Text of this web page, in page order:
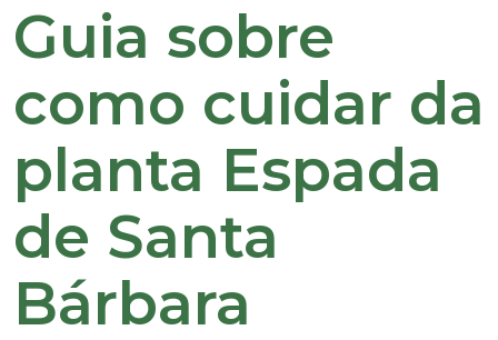
Guia sobre
como cuidar da
planta Espada
de Santa
Bárbara